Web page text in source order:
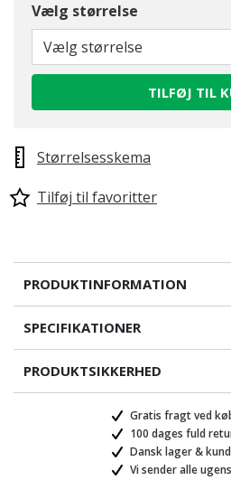
Vælg størrelse
Vælg størrelse
TILFØJ TIL
Størrelsesskema
Tilføj til favoritter
PRODUKTINFORMATION
SPECIFIKATIONER
PRODUKTSIKKERHED
Gratis fragt ved
100 dages fuld
Dansk lager &
Vi sender alle